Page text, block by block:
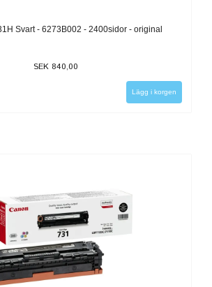
Svart - 6273B002 - 2400sidor - original
SEK 840,00